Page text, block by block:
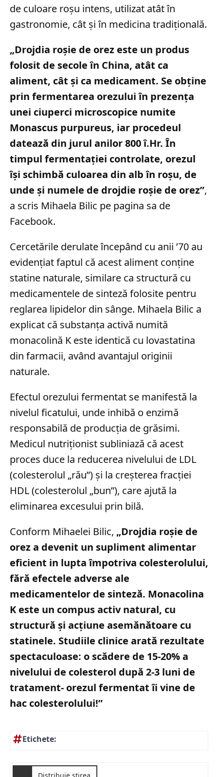
de culoare roșu intens, utilizat atât în
gastronomie, cât și în medicina tradițională.
„Drojdia roșie de orez este un produs
folosit de secole în China, atât ca
aliment, cât și ca medicament. Se obține
prin fermentarea orezului în prezența
unei ciuperci microscopice numite
Monascus purpureus, iar procedeul
datează din jurul anilor 800 î.Hr. În
timpul fermentației controlate, orezul
își schimbă culoarea din alb în roșu, de
unde și numele de drojdie roșie de orez”,
a scris Mihaela Bilic pe pagina sa de
Facebook.
Cercetările derulate începând cu anii ’70 au
evidențiat faptul că acest aliment conține
statine naturale, similare ca structură cu
medicamentele de sinteză folosite pentru
reglarea lipidelor din sânge. Mihaela Bilic a
explicat că substanța activă numită
monacolină K este identică cu lovastatina
din farmacii, având avantajul originii
naturale.
Efectul orezului fermentat se manifestă la
nivelul ficatului, unde inhibă o enzimă
responsabilă de producția de grăsimi.
Medicul nutriționist subliniază că acest
proces duce la reducerea nivelului de LDL
(colesterolul „rău”) și la creșterea fracției
HDL (colesterolul „bun”), care ajută la
eliminarea excesului prin bilă.
Conform Mihaelei Bilic, „Drojdia roșie de
orez a devenit un supliment alimentar
eficient in lupta împotriva colesterolului,
fără efectele adverse ale
medicamentelor de sinteză. Monacolina
K este un compus activ natural, cu
structură și acțiune asemănătoare cu
statinele. Studiile clinice arată rezultate
spectaculoase: o scădere de 15-20% a
nivelului de colesterol după 2-3 luni de
tratament- orezul fermentat îi vine de
hac colesterolului!”
Etichete: